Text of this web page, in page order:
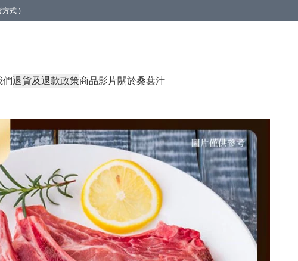
方式 )
們退貨及退款政策商品影片關於桑葚汁